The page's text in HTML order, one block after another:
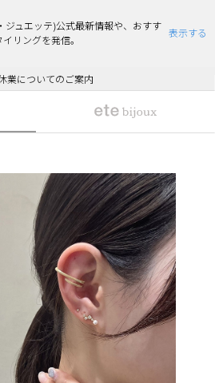
ジュエッテ)公式最新情報や、おすす
リングを発信。
表示する
及びエコポイント付与のご案内
たお品物のお届け状況について
業についてのご案内
Limited Items >>
採用のご案内
サイトにご注意ください
及びエコポイント付与のご案内
たお品物のお届け状況について